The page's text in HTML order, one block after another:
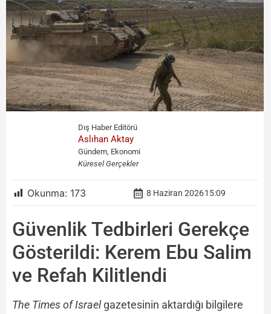
Dış Haber Editörü
Aslıhan Aktay
Gündem, Ekonomi
Küresel Gerçekler
Okunma: 173 8 Haziran 202615:09
Güvenlik Tedbirleri Gerekçe
Gösterildi: Kerem Ebu Salim
ve Refah Kilitlendi
The Times of Israelgazetesinin aktardığı bilgilere